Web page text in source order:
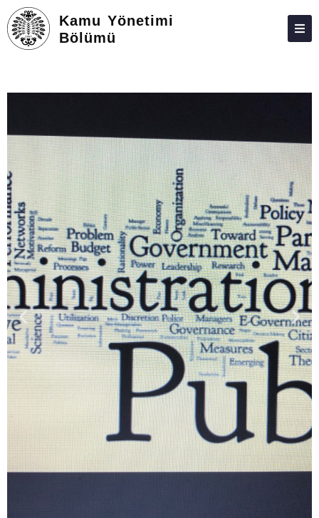
Kamu Yönetimi
Bölümü
HAKKIMIZDA
LISANS
LISANSÜSTÜ
ARAŞTIRMA VE TOPLUMA KATKI
MEZUN İZLEME
ÖĞRENCI KULÜPLERI
İLETIŞIM